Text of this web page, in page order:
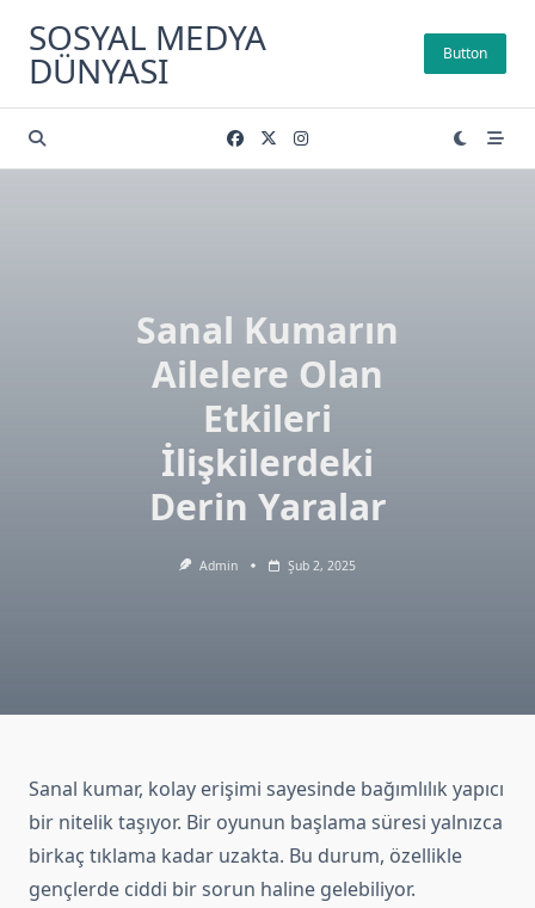
content
SOSYAL MEDYA
DÜNYASI Button
Sanal Kumarın
Ailelere Olan
Etkileri
İlişkilerdeki
Derin Yaralar
Admin Şub 2, 2025
Sanal kumar, kolay erişimi sayesinde bağımlılık yapıcı
bir nitelik taşıyor. Bir oyunun başlama süresi yalnızca
birkaç tıklama kadar uzakta. Bu durum, özellikle
gençlerde ciddi bir sorun haline gelebiliyor.